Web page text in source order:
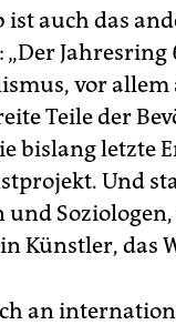
ist auch das
Jahresring
vor allem
Teile der
bislang letzte
Und
und
Künstler, das
an